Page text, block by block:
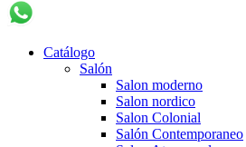
Catálogo
Salón
Salon moderno
Salon nordico
Salon Colonial
Salón Contemporaneo